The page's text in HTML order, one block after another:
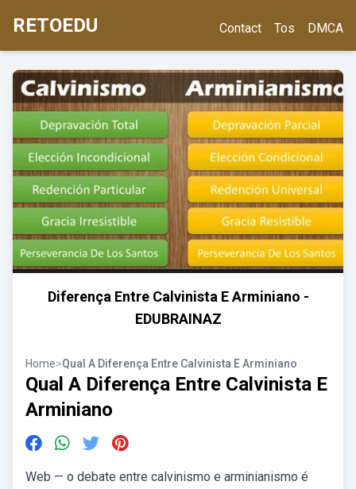
RETOEDU Contact Tos DMCA
Diferença Entre Calvinista E Arminiano -
EDUBRAINAZ
Home>Qual A Diferença Entre Calvinista E Arminiano
Qual A Diferença Entre Calvinista E
Arminiano
Web — o debate entre calvinismo e arminianismo é